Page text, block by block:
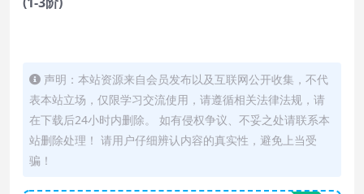
声明：本站资源来自会员发布以及互联网公开收集，不代
表本站立场，仅限学习交流使用，请遵循相关法律法规，请
在下载后24小时内删除。 如有侵权争议、不妥之处请联系本
站删除处理！ 请用户仔细辨认内容的真实性，避免上当受
骗！